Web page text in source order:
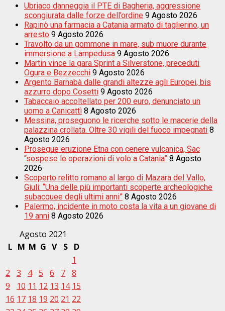
Ubriaco danneggia il PTE di Bagheria, aggressione
scongiurata dalle forze dell’ordine 9 Agosto 2026
Rapinò una farmacia a Catania armato di taglierino, un
arresto 9 Agosto 2026
Travolto da un gommone in mare, sub muore durante
immersione a Lampedusa 9 Agosto 2026
Martin vince la gara Sprint a Silverstone, preceduti
Ogura e Bezzecchi 9 Agosto 2026
Argento Barnabà dalle grandi altezze agli Europei, bis
azzurro dopo Cosetti 9 Agosto 2026
Tabaccaio accoltellato per 200 euro, denunciato un
uomo a Canicattì 8 Agosto 2026
Messina, proseguono le ricerche sotto le macerie della
palazzina crollata. Oltre 30 vigili del fuoco impegnati 8
Agosto 2026
Prosegue eruzione Etna con cenere vulcanica, Sac
“sospese le operazioni di volo a Catania” 8 Agosto
2026
Scoperto relitto romano al largo di Mazara del Vallo,
Giuli: “Una delle più importanti scoperte archeologiche
subacquee degli ultimi anni” 8 Agosto 2026
Palermo, incidente in moto costa la vita a un giovane di
19 anni 8 Agosto 2026
Agosto 2021
L M M G V S
D
1
2
3 4 5 6 7 8
9
10 11 12 13 14 15
16 17 18 19 20 21 22